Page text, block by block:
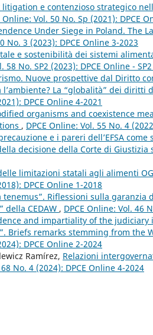
litigation e contenzioso strategico
Online: Vol. 50 No. Sp (2021): DPCE
Under Siege in Poland. The
No. 3 (2023): DPCE Online 3-2023
e sostenibilità dei sistemi
58 No. SP2 (2023): DPCE Online -
Nuove prospettive dal Diritto
l’ambiente? La “globalità” dei diritti
DPCE Online 4-2021
organisms and coexistence
, DPCE Online: Vol. 55 No. 4
e i pareri dell’EFSA
decisione della Corte di Giustizia
limitazioni statali agli alimenti
DPCE Online 1-2018
tenemus”. Riflessioni sulla
della CEDAW , DPCE Online: Vol. 46
and impartiality of the
Briefs remarks stemming from the
DPCE Online 2-2024
Ramírez, Relazioni
No. 4 (2024): DPCE Online 4-2024